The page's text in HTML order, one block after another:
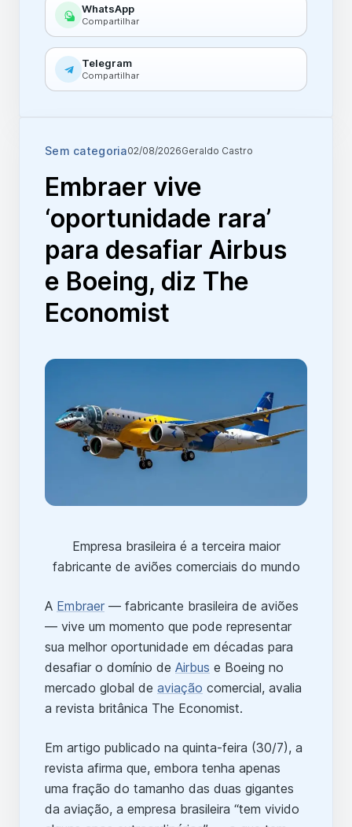
WhatsApp
Compartilhar
Telegram
Compartilhar
Sem categoria02/08/2026Geraldo Castro
Embraer vive
‘oportunidade rara’
para desafiar Airbus
e Boeing, diz The
Economist
Empresa brasileira é a terceira maior
fabricante de aviões comerciais do mundo
A Embraer — fabricante brasileira de aviões
— vive um momento que pode representar
sua melhor oportunidade em décadas para
desafiar o domínio de Airbus e Boeing no
mercado global de aviação comercial, avalia
a revista britânica The Economist.
Em artigo publicado na quinta-feira (30/7), a
revista afirma que, embora tenha apenas
uma fração do tamanho das duas gigantes
da aviação, a empresa brasileira “tem vivido